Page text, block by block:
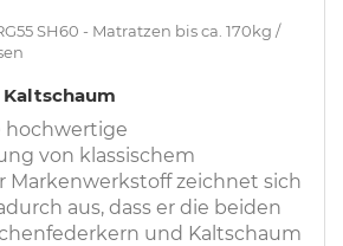
SH60 - Matratzen bis ca. 170kg /
hochwertige
von klassischem
Markenwerkstoff zeichnet sich
aus, dass er die beiden
und Kaltschaum